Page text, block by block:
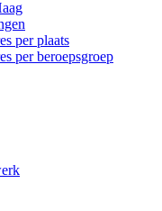
per plaats
per beroepsgroep